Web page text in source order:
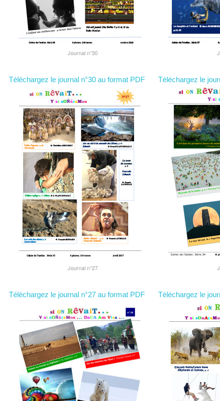
Journal n°30
Téléchargez le journal n°30 au format PDF Téléchargez le
Journal n°27
Téléchargez le journal n°27 au format PDF Téléchargez le